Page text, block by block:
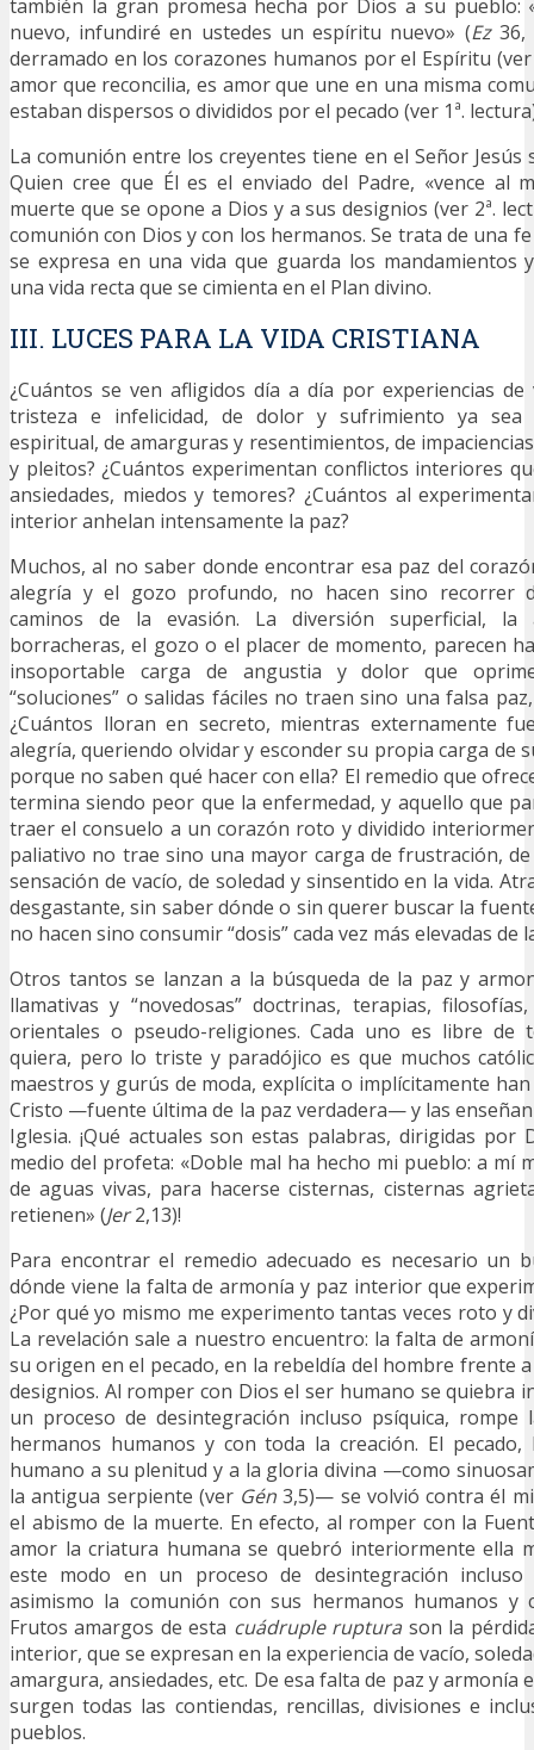
también la gran promesa hecha por Dios a su pueblo:
nuevo, infundiré en ustedes un espíritu nuevo» (Ez36,
derramado en los corazones humanos por el Espíritu
amor que reconcilia, es amor que une en una misma
estaban dispersos o divididos por el pecado (ver 1ª.
La comunión entre los creyentes tiene en el Señor Jesús
Quien cree que Él es el enviado del Padre, «vence al
muerte que se opone a Dios y a sus designios (ver 2ª.
comunión con Dios y con los hermanos. Se trata de una
se expresa en una vida que guarda los mandamientos
una vida recta que se cimienta en el Plan divino.
III. LUCES PARA LA VIDA CRISTIANA
¿Cuántos se ven afligidos día a día por experiencias de
tristeza e infelicidad, de dolor y sufrimiento ya sea
espiritual, de amarguras y resentimientos, de
y pleitos? ¿Cuántos experimentan conflictos interiores
ansiedades, miedos y temores? ¿Cuántos al
interior anhelan intensamente la paz?
Muchos, al no saber donde encontrar esa paz del
alegría y el gozo profundo, no hacen sino recorrer
caminos de la evasión. La diversión superficial, la
borracheras, el gozo o el placer de momento, parecen
insoportable carga de angustia y dolor que
“soluciones” o salidas fáciles no traen sino una falsa
¿Cuántos lloran en secreto, mientras externamente
alegría, queriendo olvidar y esconder su propia carga de
porque no saben qué hacer con ella? El remedio que
termina siendo peor que la enfermedad, y aquello que
traer el consuelo a un corazón roto y dividido
paliativo no trae sino una mayor carga de frustración,
sensación de vacío, de soledad y sinsentido en la vida.
desgastante, sin saber dónde o sin querer buscar la
no hacen sino consumir “dosis” cada vez más elevadas de
Otros tantos se lanzan a la búsqueda de la paz y
llamativas y “novedosas” doctrinas, terapias,
orientales o pseudo-religiones. Cada uno es libre de
quiera, pero lo triste y paradójico es que muchos
maestros y gurús de moda, explícita o implícitamente
Cristo —fuente última de la paz verdadera— y las
Iglesia. ¡Qué actuales son estas palabras, dirigidas
medio del profeta: «Doble mal ha hecho mi pueblo: a mí
de aguas vivas, para hacerse cisternas, cisternas
retienen» (Jer2,13)!
Para encontrar el remedio adecuado es necesario un
dónde viene la falta de armonía y paz interior que
¿Por qué yo mismo me experimento tantas veces roto y
La revelación sale a nuestro encuentro: la falta de
su origen en el pecado, en la rebeldía del hombre frente
designios. Al romper con Dios el ser humano se quiebra
un proceso de desintegración incluso psíquica, rompe
hermanos humanos y con toda la creación. El
humano a su plenitud y a la gloria divina —como
la antigua serpiente (ver Gén 3,5)— se volvió contra él
el abismo de la muerte. En efecto, al romper con la
amor la criatura humana se quebró interiormente ella
este modo en un proceso de desintegración incluso
asimismo la comunión con sus hermanos humanos y
Frutos amargos de esta cuádruple ruptura son la
interior, que se expresan en la experiencia de vacío,
amargura, ansiedades, etc. De esa falta de paz y armonía
surgen todas las contiendas, rencillas, divisiones e
pueblos.